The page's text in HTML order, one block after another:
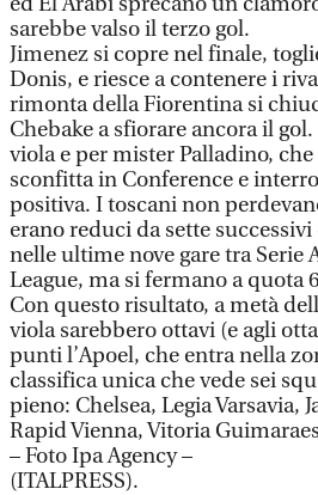
sarebbe valso il terzo gol.
Jimenez si copre nel finale,
Donis, e riesce a contenere i
rimonta della Fiorentina si
Chebake a sfiorare ancora il
viola e per mister Palladino,
sconfitta in Conference e
positiva. I toscani non
erano reduci da sette
nelle ultime nove gare tra Serie
League, ma si fermano a quota
Con questo risultato, a metà
viola sarebbero ottavi (e agli
punti l’Apoel, che entra nella
classifica unica che vede sei
pieno: Chelsea, Legia Varsavia,
Rapid Vienna, Vitoria
– Foto Ipa Agency –
(ITALPRESS).